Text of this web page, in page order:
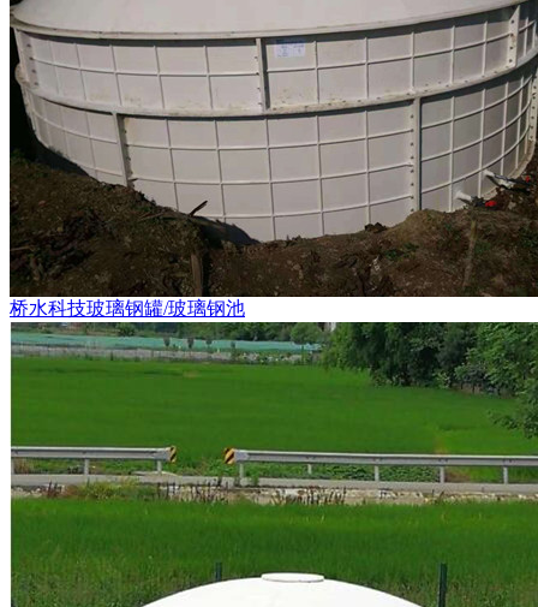
桥水科技玻璃钢罐/玻璃钢池